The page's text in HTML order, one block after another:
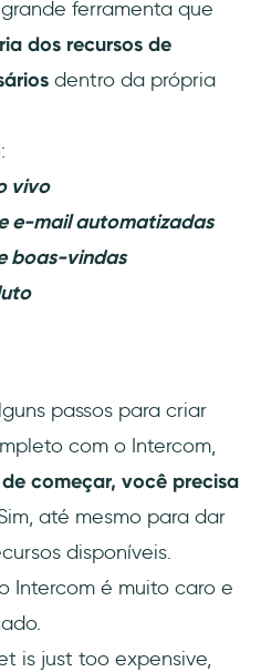
ferramenta que
dos recursos de
dentro da própria
vivo
e-mail automatizadas
boas-vindas
passos para criar
com o Intercom,
começar, você precisa
até mesmo para dar
disponíveis.
Intercom é muito caro e
is just too expensive,